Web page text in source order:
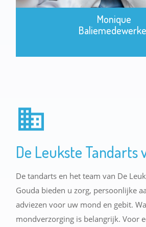
Monique
De Leukste Tandarts
De tandarts en het team van De
Gouda bieden u zorg, persoonlijke
adviezen voor uw mond en gebit.
mondverzorging is belangrijk. Voor